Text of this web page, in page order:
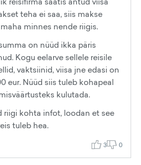
teha ei saa, siis makse
minnes nende riigis.
on nüüd ikka päris
Kogu eelarve sellele reisile
vaktsiinid, viisa jne edasi on
eur. Nüüd siis tuleb kohapeal
kulutada.
riigi kohta infot, loodan et see
tuleb hea.
3 0